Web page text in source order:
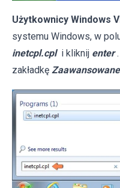
Użytkownicy Windows
systemu Windows, w
inetcpl.cpl i kliknij enter
zakładkę Zaawansowane